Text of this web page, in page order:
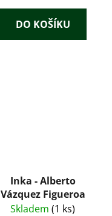
DO KOŠÍKU
Inka - Alberto
Vázquez Figueroa
Skladem (1 ks)